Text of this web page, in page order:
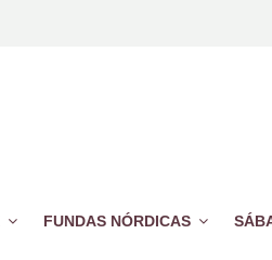
FUNDAS NÓRDICAS